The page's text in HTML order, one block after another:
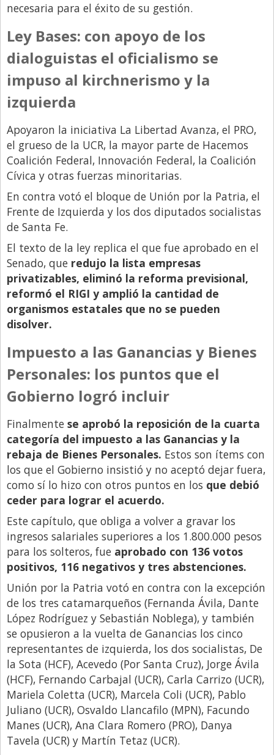
Minuto Lanzamiento
Negocios
Opinion
País
Política
Publicidad y Marketing
Real Estate y Propiedades
Responsabilidad Social
Santa Fe
Show Business
Sociedad
Tecnología
Tendencias
Viajes
necesaria para el éxito de su gestión.
Ley Bases: con apoyo de los
dialoguistas el oficialismo se
impuso al kirchnerismo y la
izquierda
Apoyaron la iniciativa La Libertad Avanza, el PRO,
el grueso de la UCR, la mayor parte de Hacemos
Coalición Federal, Innovación Federal, la Coalición
Cívica y otras fuerzas minoritarias.
En contra votó el bloque de Unión por la Patria, el
Frente de Izquierda y los dos diputados socialistas
de Santa Fe.
El texto de la ley replica el que fue aprobado en el
Senado, que redujo la lista empresas
privatizables, eliminó la reforma previsional,
reformó el RIGI y amplió la cantidad de
organismos estatales que no se pueden
disolver.
Impuesto a las Ganancias y Bienes
Personales: los puntos que el
Gobierno logró incluir
Finalmente se aprobó la reposición de la cuarta
categoría del impuesto a las Ganancias y la
rebaja de Bienes Personales. Estos son ítems con
los que el Gobierno insistió y no aceptó dejar fuera,
como sí lo hizo con otros puntos en los que debió
ceder para lograr el acuerdo.
Este capítulo, que obliga a volver a gravar los
ingresos salariales superiores a los 1.800.000 pesos
para los solteros, fue aprobado con 136 votos
positivos, 116 negativos y tres abstenciones.
Unión por la Patria votó en contra con la excepción
de los tres catamarqueños (Fernanda Ávila, Dante
López Rodríguez y Sebastián Noblega), y también
se opusieron a la vuelta de Ganancias los cinco
representantes de izquierda, los dos socialistas, De
la Sota (HCF), Acevedo (Por Santa Cruz), Jorge Ávila
(HCF), Fernando Carbajal (UCR), Carla Carrizo (UCR),
Mariela Coletta (UCR), Marcela Coli (UCR), Pablo
Juliano (UCR), Osvaldo Llancafilo (MPN), Facundo
Manes (UCR), Ana Clara Romero (PRO), Danya
Tavela (UCR) y Martín Tetaz (UCR).